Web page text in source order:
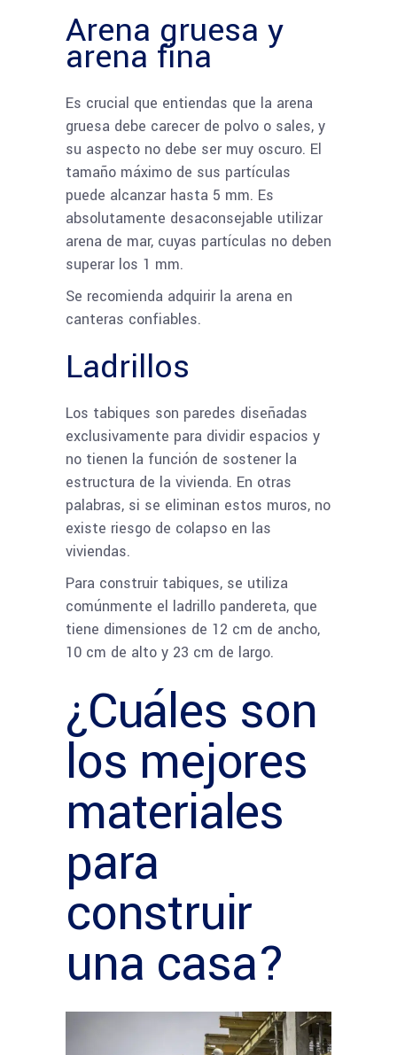
Arena gruesa y
arena fina
Es crucial que entiendas que la arena
gruesa debe carecer de polvo o sales, y
su aspecto no debe ser muy oscuro. El
tamaño máximo de sus partículas
puede alcanzar hasta 5 mm. Es
absolutamente desaconsejable utilizar
arena de mar, cuyas partículas no deben
superar los 1 mm.
Se recomienda adquirir la arena en
canteras confiables.
Ladrillos
Los tabiques son paredes diseñadas
exclusivamente para dividir espacios y
no tienen la función de sostener la
estructura de la vivienda. En otras
palabras, si se eliminan estos muros, no
existe riesgo de colapso en las
viviendas.
Para construir tabiques, se utiliza
comúnmente el ladrillo pandereta, que
tiene dimensiones de 12 cm de ancho,
10 cm de alto y 23 cm de largo.
¿Cuáles son
los mejores
materiales
para
construir
una casa?